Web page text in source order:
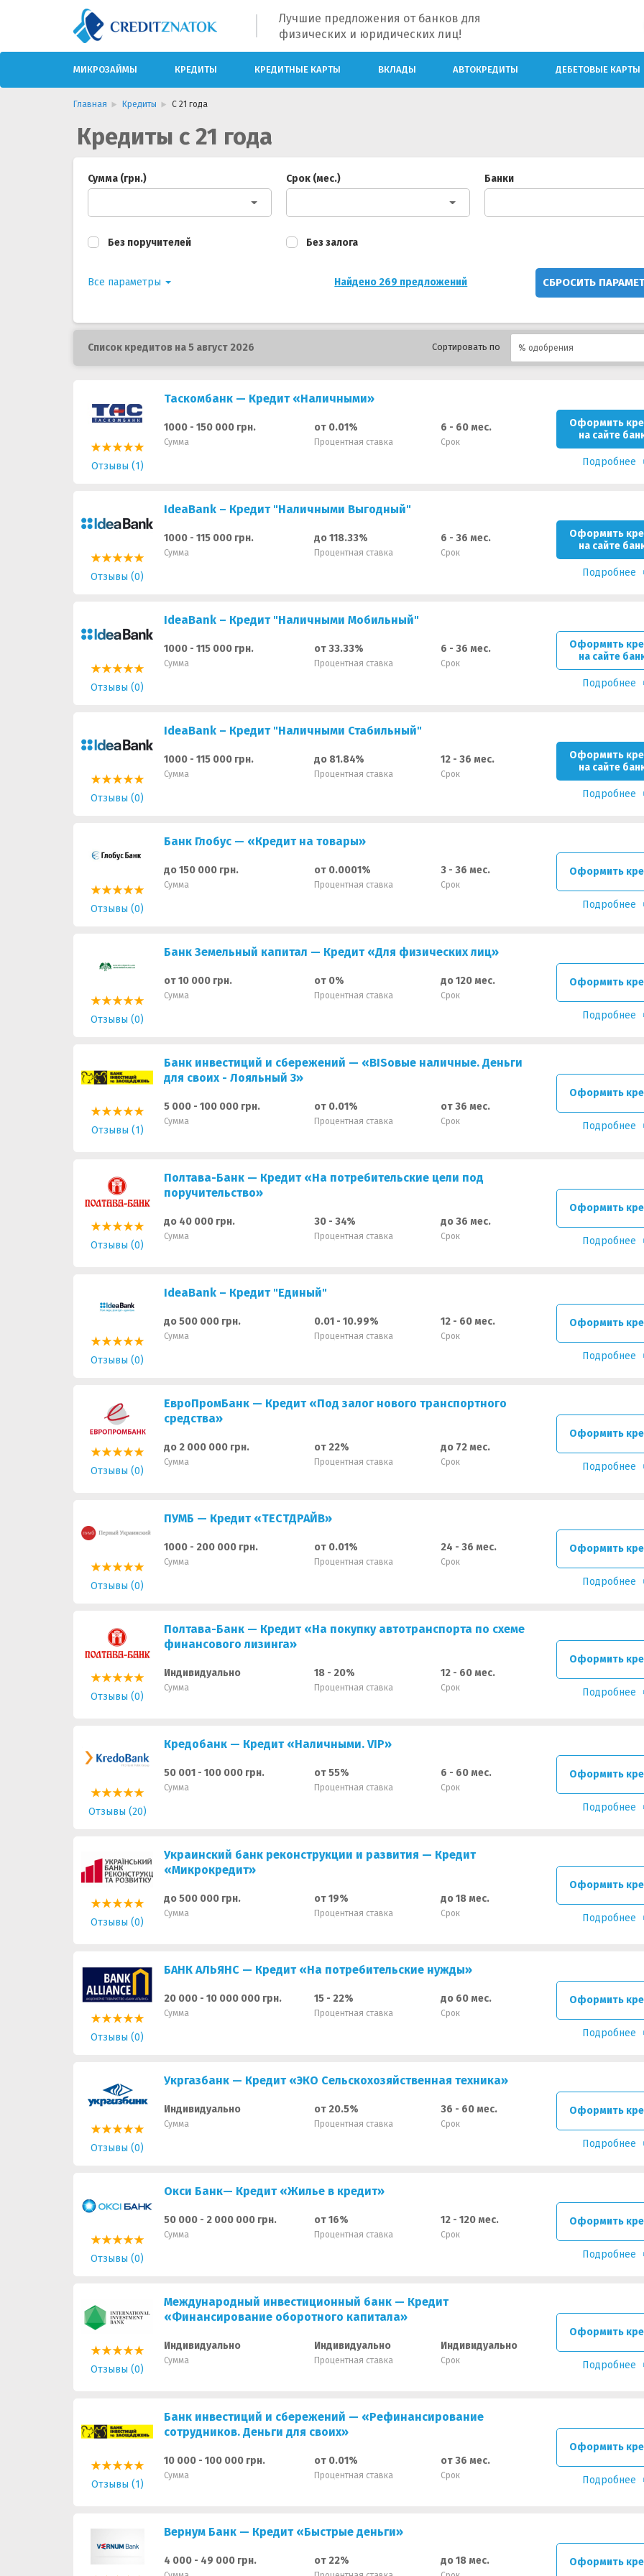
Лучшие предложения от банков для
физических и юридических лиц!
МИКРОЗАЙМЫ КРЕДИТЫ КРЕДИТНЫЕ КАРТЫ ВКЛАДЫ АВТОКРЕДИТЫ ДЕБЕТОВЫЕ КАРТЫ
Главная Кредиты С 21 года
Кредиты с 21 года
Сумма (грн.) Срок (мес.) Банки
Без поручителей Без залога
Все параметры СБРОСИТЬ
Найдено 269 предложений
Список кредитов на 5 август 2026 Сортировать по % одобрения
Отзывы (1)
Таскомбанк — Кредит «Наличными»
1000 - 150 000 грн.
Сумма
от 0.01%
Процентная ставка
6 - 60 мес.
Срок
Оформить
на сайте
Подробнее
Отзывы (0)
IdeaBank – Кредит "Наличными Выгодный"
1000 - 115 000 грн.
Сумма
до 118.33%
Процентная ставка
6 - 36 мес.
Срок
Оформить
на сайте
Подробнее
Отзывы (0)
IdeaBank – Кредит "Наличными Мобильный"
1000 - 115 000 грн.
Сумма
от 33.33%
Процентная ставка
6 - 36 мес.
Срок
Оформить
на сайте
Подробнее
Отзывы (0)
IdeaBank – Кредит "Наличными Стабильный"
1000 - 115 000 грн.
Сумма
до 81.84%
Процентная ставка
12 - 36 мес.
Срок
Оформить
на сайте
Подробнее
Отзывы (0)
Банк Глобус — «Кредит на товары»
до 150 000 грн.
Сумма
от 0.0001%
Процентная ставка
3 - 36 мес.
Срок
Оформить
Подробнее
Отзывы (0)
Банк Земельный капитал — Кредит «Для физических лиц»
от 10 000 грн.
Сумма
от 0%
Процентная ставка
до 120 мес.
Срок
Оформить
Подробнее
Отзывы (1)
Банк инвестиций и сбережений — «BISовые наличные. Деньги
для своих - Лояльный 3»
5 000 - 100 000 грн.
Сумма
от 0.01%
Процентная ставка
от 36 мес.
Срок
Оформить
Подробнее
Отзывы (0)
Полтава-Банк — Кредит «На потребительские цели под
поручительство»
до 40 000 грн.
Сумма
30 - 34%
Процентная ставка
до 36 мес.
Срок
Оформить
Подробнее
Отзывы (0)
IdeaBank – Кредит "Единый"
до 500 000 грн.
Сумма
0.01 - 10.99%
Процентная ставка
12 - 60 мес.
Срок
Оформить
Подробнее
Отзывы (0)
ЕвроПромБанк — Кредит «Под залог нового транспортного
средства»
до 2 000 000 грн.
Сумма
от 22%
Процентная ставка
до 72 мес.
Срок
Оформить
Подробнее
Отзывы (0)
ПУМБ — Кредит «ТЕСТДРАЙВ»
1000 - 200 000 грн.
Сумма
от 0.01%
Процентная ставка
24 - 36 мес.
Срок
Оформить
Подробнее
Отзывы (0)
Полтава-Банк — Кредит «На покупку автотранспорта по схеме
финансового лизинга»
Индивидуально
Сумма
18 - 20%
Процентная ставка
12 - 60 мес.
Срок
Оформить
Подробнее
Отзывы (20)
Кредобанк — Кредит «Наличными. VIP»
50 001 - 100 000 грн.
Сумма
от 55%
Процентная ставка
6 - 60 мес.
Срок
Оформить
Подробнее
Отзывы (0)
Украинский банк реконструкции и развития — Кредит
«Микрокредит»
до 500 000 грн.
Сумма
от 19%
Процентная ставка
до 18 мес.
Срок
Оформить
Подробнее
Отзывы (0)
БАНК АЛЬЯНС — Кредит «На потребительские нужды»
20 000 - 10 000 000 грн.
Сумма
15 - 22%
Процентная ставка
до 60 мес.
Срок
Оформить
Подробнее
Отзывы (0)
Укргазбанк — Кредит «ЭКО Сельскохозяйственная техника»
Индивидуально
Сумма
от 20.5%
Процентная ставка
36 - 60 мес.
Срок
Оформить
Подробнее
Отзывы (0)
Окси Банк— Кредит «Жилье в кредит»
50 000 - 2 000 000 грн.
Сумма
от 16%
Процентная ставка
12 - 120 мес.
Срок
Оформить
Подробнее
Отзывы (0)
Международный инвестиционный банк — Кредит
«Финансирование оборотного капитала»
Индивидуально
Сумма
Индивидуально
Процентная ставка
Индивидуально
Срок
Оформить
Подробнее
Отзывы (1)
Банк инвестиций и сбережений — «Рефинансирование
сотрудников. Деньги для своих»
10 000 - 100 000 грн.
Сумма
от 0.01%
Процентная ставка
от 36 мес.
Срок
Оформить
Подробнее
Вернум Банк — Кредит «Быстрые деньги»
4 000 - 49 000 грн. от 22% до 18 мес. Оформить